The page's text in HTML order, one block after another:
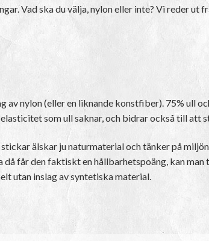
Vad ska du välja, nylon eller inte? Vi reder ut
av nylon (eller en liknande konstfiber). 75% ull
som ull saknar, och bidrar också till
älskar ju naturmaterial och tänker på
får den faktiskt en hållbarhetspoäng, kan
utan inslag av syntetiska material.